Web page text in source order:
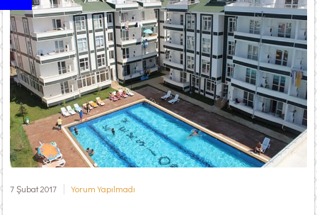
7 Şubat 2017 Yorum Yapılmadı